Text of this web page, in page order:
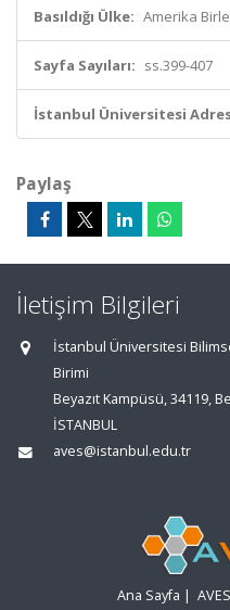
Basıldığı Ülke: Amerika
Sayfa Sayıları: ss.399-407
İstanbul Üniversitesi
Paylaş
İletişim Bilgileri
İstanbul Üniversitesi
Birimi
Beyazıt Kampüsü, 34119,
İSTANBUL
aves@istanbul.edu.tr
Ana Sayfa |